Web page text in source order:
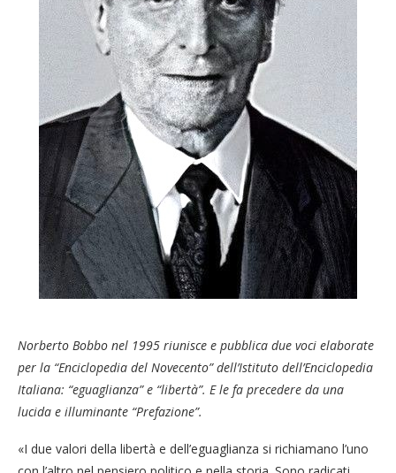
Norberto Bobbo nel 1995 riunisce e pubblica due voci elaborate
per la “Enciclopedia del Novecento” dell’Istituto dell’Enciclopedia
Italiana: “eguaglianza” e “libertà”. E le fa precedere da una
lucida e illuminante “Prefazione”.
«I due valori della libertà e dell’eguaglianza si richiamano l’uno